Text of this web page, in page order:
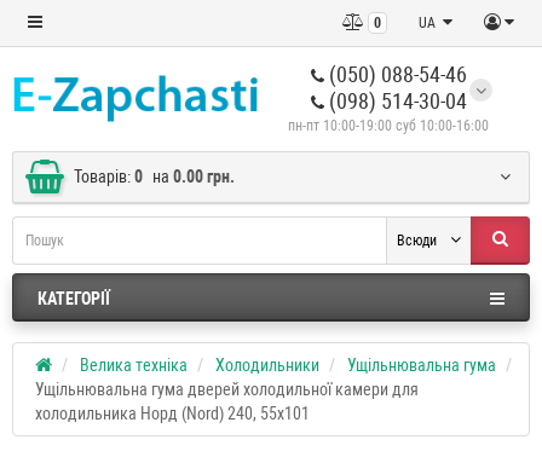
UA
0
(050) 088-54-46
(098) 514-30-04
пн-пт 10:00-19:00 суб 10:00-16:00
Товарів:0 на 0.00 грн.
Всюди
КАТЕГОРІЇ
Велика техніка Холодильники
Ущільнювальна гума
Ущільнювальна гума дверей холодильної камери для
холодильника Норд (Nord) 240, 55x101